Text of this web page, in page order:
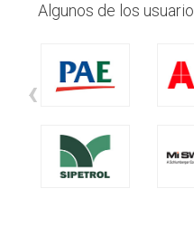
Algunos de los
‹